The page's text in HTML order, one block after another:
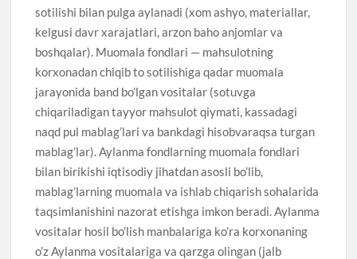
sotilishi bilan pulga aylanadi (xom ashyo, materiallar,
kelgusi davr xarajatlari, arzon baho anjomlar va
boshqalar). Muomala fondlari — mahsulotning
korxonadan chiqib to sotilishiga qadar muomala
jarayonida band bo’lgan vositalar (sotuvga
chiqariladigan tayyor mahsulot qiymati, kassadagi
naqd pul mablag’lari va bankdagi hisobvaraqsa turgan
mablag’lar). Aylanma fondlarning muomala fondlari
bilan birikishi iqtisodiy jihatdan asosli bo’lib,
mablag’larning muomala va ishlab chiqarish sohalarida
taqsimlanishini nazorat etishga imkon beradi. Aylanma
vositalar hosil bo’lish manbalariga ko’ra korxonaning
o’z Aylanma vositalariga va qarzga olingan (jalb